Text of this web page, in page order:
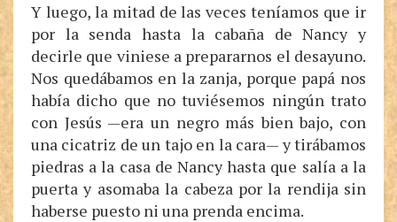
Y luego, la mitad de las veces teníamos que ir
por la senda hasta la cabaña de Nancy y
decirle que viniese a prepararnos el desayuno.
Nos quedábamos en la zanja, porque papá nos
había dicho que no tuviésemos ningún trato
con Jesús —era un negro más bien bajo, con
una cicatriz de un tajo en la cara— y tirábamos
piedras a la casa de Nancy hasta que salía a la
puerta y asomaba la cabeza por la rendija sin
haberse puesto ni una prenda encima.